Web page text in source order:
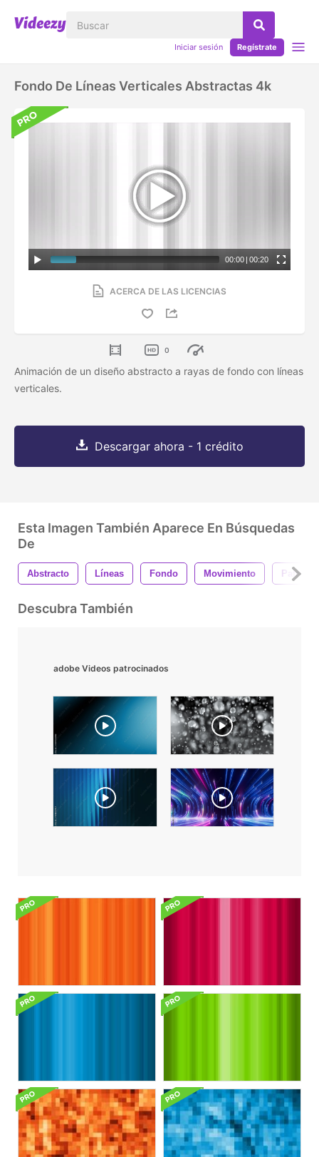
Iniciar sesión Regístrate
Fondo De Líneas Verticales Abstractas 4k
00:00 | 00:20
ACERCA DE LAS LICENCIAS
0
Animación de un diseño abstracto a rayas de fondo con líneas
verticales.
Descargar ahora - 1 crédito
Esta Imagen También Aparece En Búsquedas
De
Abstracto Líneas Fondo Movimiento Patrón
Descubra También
adobe Videos patrocinados